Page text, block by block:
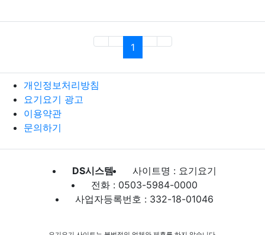
1(current)
개인정보처리방침
요기요기 광고
이용약관
문의하기
DS시스템
사이트명 : 요기요기
전화 : 0503-5984-0000
사업자등록번호 : 332-18-01046